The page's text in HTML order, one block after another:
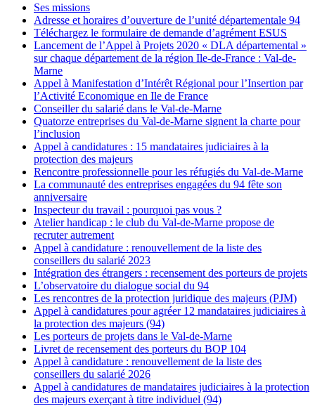
Ses missions
Adresse et horaires d’ouverture de l’unité départementale 94
Téléchargez le formulaire de demande d’agrément ESUS
Lancement de l’Appel à Projets 2020 « DLA départemental »
sur chaque département de la région Ile-de-France : Val-de-
Marne
Appel à Manifestation d’Intérêt Régional pour l’Insertion par
l’Activité Economique en Ile de France
Conseiller du salarié dans le Val-de-Marne
Quatorze entreprises du Val-de-Marne signent la charte pour
l’inclusion
Appel à candidatures : 15 mandataires judiciaires à la
protection des majeurs
Rencontre professionnelle pour les réfugiés du Val-de-Marne
La communauté des entreprises engagées du 94 fête son
anniversaire
Inspecteur du travail : pourquoi pas vous ?
Atelier handicap : le club du Val-de-Marne propose de
recruter autrement
Appel à candidature : renouvellement de la liste des
conseillers du salarié 2023
Intégration des étrangers : recensement des porteurs de projets
L’observatoire du dialogue social du 94
Les rencontres de la protection juridique des majeurs (PJM)
Appel à candidatures pour agréer 12 mandataires judiciaires à
la protection des majeurs (94)
Les porteurs de projets dans le Val-de-Marne
Livret de recensement des porteurs du BOP 104
Appel à candidature : renouvellement de la liste des
conseillers du salarié 2026
Appel à candidatures de mandataires judiciaires à la protection
des majeurs exerçant à titre individuel (94)